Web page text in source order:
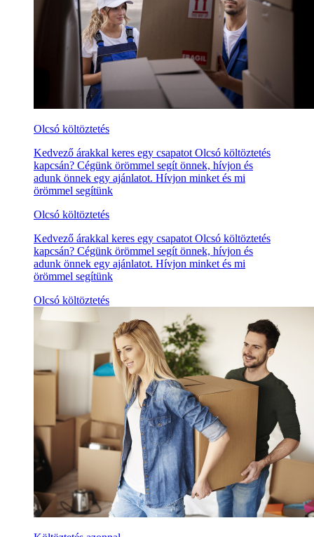
Olcsó költöztetés
Kedvező árakkal keres egy csapatot Olcsó költöztetés
kapcsán? Cégünk örömmel segít önnek, hívjon és
adunk önnek egy ajánlatot. Hívjon minket és mi
örömmel segítünk
Olcsó költöztetés
Kedvező árakkal keres egy csapatot Olcsó költöztetés
kapcsán? Cégünk örömmel segít önnek, hívjon és
adunk önnek egy ajánlatot. Hívjon minket és mi
örömmel segítünk
Olcsó költöztetés